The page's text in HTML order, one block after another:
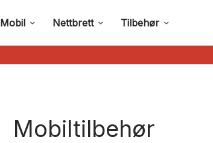
Mobil Nettbrett Tilbehør
Mobiltilbehør